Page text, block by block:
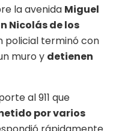
la avenida Miguel
Nicolás de los
policial terminó con
muro y detienen
al 911 que
por varios